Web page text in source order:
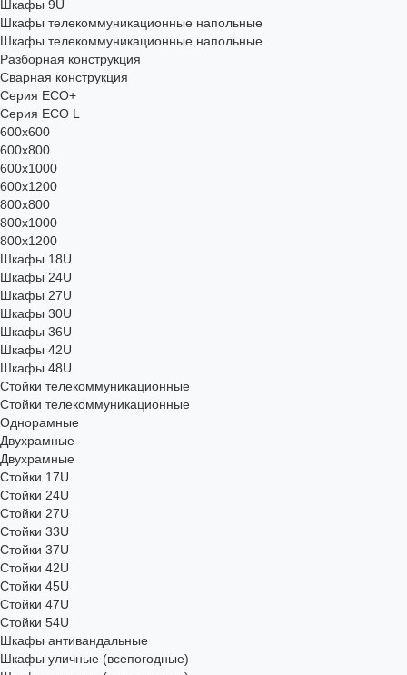
Шкафы 9U
Шкафы телекоммуникационные напольные
Шкафы телекоммуникационные напольные
Разборная конструкция
Сварная конструкция
Серия ECO+
Серия ECO L
600x600
600x800
600х1000
600х1200
800x800
800х1000
800х1200
Шкафы 18U
Шкафы 24U
Шкафы 27U
Шкафы 30U
Шкафы 36U
Шкафы 42U
Шкафы 48U
Стойки телекоммуникационные
Стойки телекоммуникационные
Однорамные
Двухрамные
Двухрамные
Стойки 17U
Стойки 24U
Стойки 27U
Стойки 33U
Стойки 37U
Стойки 42U
Стойки 45U
Стойки 47U
Стойки 54U
Шкафы антивандальные
Шкафы уличные (всепогодные)